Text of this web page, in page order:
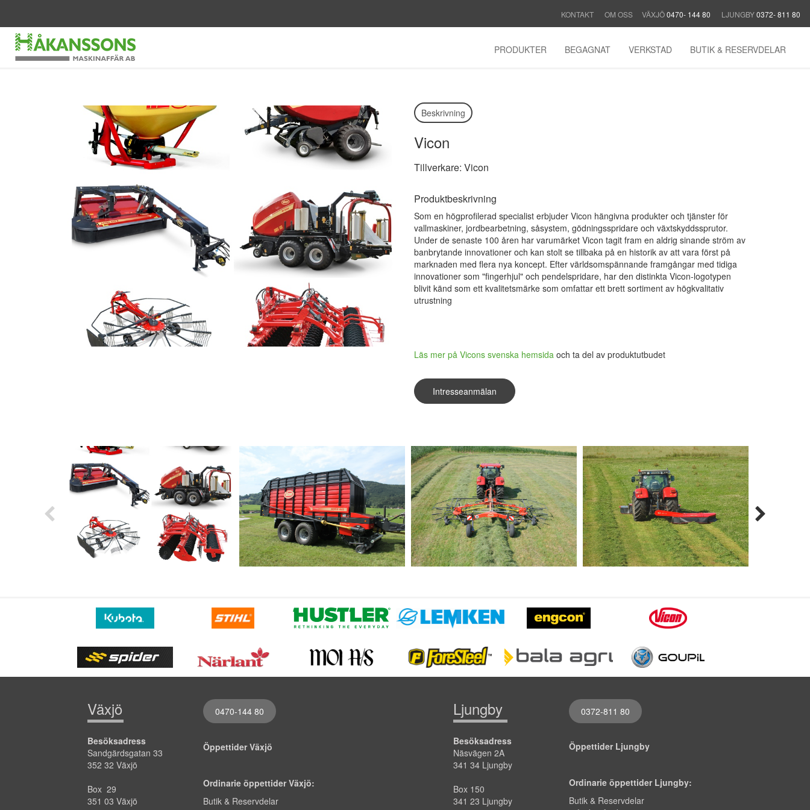
KONTAKT OM OSS VÄXJÖ0470- 144 80 LJUNGBY0372- 811 80
PRODUKTER BEGAGNAT VERKSTAD BUTIK & RESERVDELAR
Beskrivning
Vicon
Tillverkare: Vicon
Produktbeskrivning
Som en högprofilerad specialist erbjuder Vicon hängivna produkter och tjänster för
vallmaskiner, jordbearbetning, såsystem, gödningsspridare och växtskyddssprutor.
Under de senaste 100 åren har varumärket Vicon tagit fram en aldrig sinande ström av
banbrytande innovationer och kan stolt se tillbaka på en historik av att vara först på
marknaden med flera nya koncept. Efter världsomspännande framgångar med tidiga
innovationer som "fingerhjul" och pendelspridare, har den distinkta Vicon-logotypen
blivit känd som ett kvalitetsmärke som omfattar ett brett sortiment av högkvalitativ
utrustning
Läs mer på Vicons svenska hemsida och ta del av produktutbudet
Intresseanmälan
Växjö
Besöksadress
Sandgärdsgatan 33
352 32 Växjö
Box 29
351 03 Växjö
0470-144 80
Öppettider Växjö
Ordinarie öppettider Växjö:
Butik & Reservdelar
Ljungby
Besöksadress
Näsvägen 2A
341 34 Ljungby
Box 150
341 23 Ljungby
0372-811 80
Öppettider Ljungby
Ordinarie öppettider Ljungby:
Butik & Reservdelar